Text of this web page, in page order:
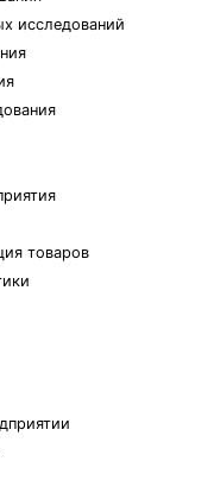
исследований
товаров